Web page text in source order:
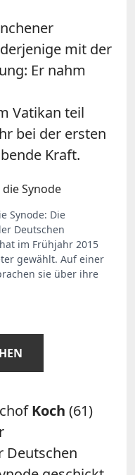
mit der
Er nahm
Vatikan teil
bei der ersten
Kraft.
Synode
Synode: Die
Deutschen
im Frühjahr 2015
gewählt. Auf einer
sie über ihre
Koch (61)
Deutschen